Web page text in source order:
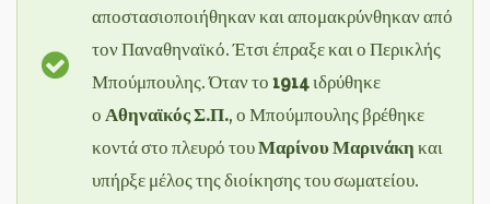
αποστασιοποιήθηκαν και απομακρύνθηκαν από
τον Παναθηναϊκό. Έτσι έπραξε και ο Περικλής
Μπούμπουλης. Όταν το1914ιδρύθηκε
οΑθηναϊκός Σ.Π., ο Μπούμπουλης βρέθηκε
κοντά στο πλευρό τουΜαρίνου Μαρινάκηκαι
υπήρξε μέλος της διοίκησης του σωματείου.